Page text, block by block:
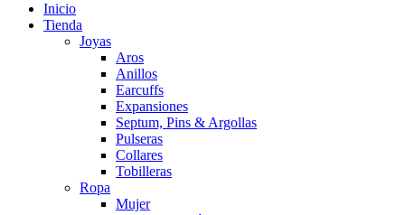
Inicio
Tienda
Joyas
Aros
Anillos
Earcuffs
Expansiones
Septum, Pins & Argollas
Pulseras
Collares
Tobilleras
Ropa
Mujer